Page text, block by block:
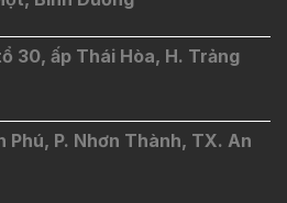
30, ấp Thái Hòa, H. Trảng
Phú, P. Nhơn Thành, TX. An